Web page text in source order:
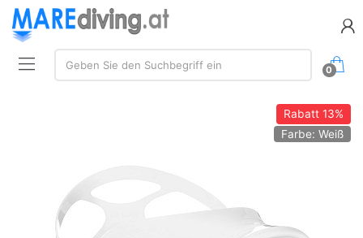
Suchen:
Geben Sie den Suchbegriff ein
0
Rabatt13%
Farbe: Weiß